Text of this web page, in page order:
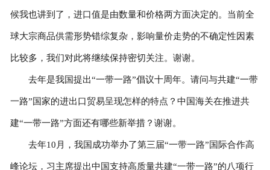
候我也讲到了，进口值是由数量和价格两方面决定的。当前全
球大宗商品供需形势错综复杂，影响量价走势的不确定性因素
比较多，我们对此将继续保持密切关注。谢谢。
去年是我国提出“一带一路”倡议十周年。请问与共建“一带
一路”国家的进出口贸易呈现怎样的特点？中国海关在推进共
建“一带一路”方面还有哪些新举措？谢谢。
去年10月，我国成功举办了第三届“一带一路”国际合作高
峰论坛，习主席提出中国支持高质量共建“一带一路”的八项行